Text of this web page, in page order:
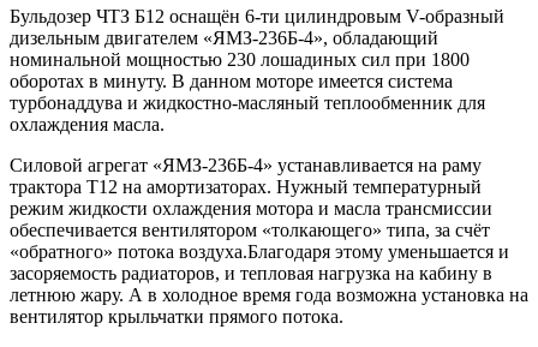
Бульдозер ЧТЗ Б12 оснащён 6-ти цилиндровым V-образный
дизельным двигателем «ЯМЗ-236Б-4», обладающий
номинальной мощностью 230 лошадиных сил при 1800
оборотах в минуту. В данном моторе имеется система
турбонаддува и жидкостно-масляный теплообменник для
охлаждения масла.
Силовой агрегат «ЯМЗ-236Б-4» устанавливается на раму
трактора Т12 на амортизаторах. Нужный температурный
режим жидкости охлаждения мотора и масла трансмиссии
обеспечивается вентилятором «толкающего» типа, за счёт
«обратного» потока воздуха.Благодаря этому уменьшается и
засоряемость радиаторов, и тепловая нагрузка на кабину в
летнюю жару. А в холодное время года возможна установка на
вентилятор крыльчатки прямого потока.